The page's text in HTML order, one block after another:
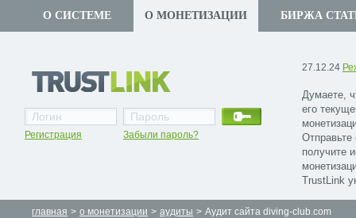
О СИСТЕМЕ О МОНЕТИЗАЦИИ БИРЖА
27.12.24
Думаете,
его
получите
TrustLink
Регистрация Забыли пароль?
главная > о монетизации > аудиты > Аудит сайта diving-club.com